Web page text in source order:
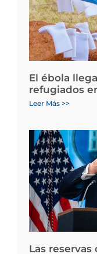
El ébola
refugiados
Leer Más >>
Las reservas